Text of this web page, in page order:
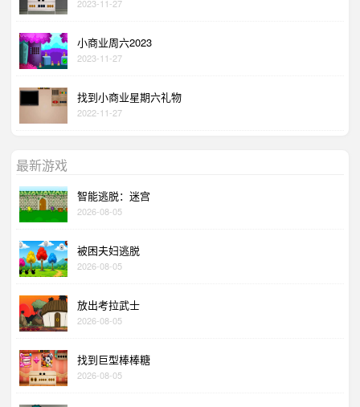
2023-11-27
小商业周六2023
2023-11-27
找到小商业星期六礼物
2022-11-27
最新游戏
智能逃脱：迷宫
2026-08-05
被困夫妇逃脱
2026-08-05
放出考拉武士
2026-08-05
找到巨型棒棒糖
2026-08-05